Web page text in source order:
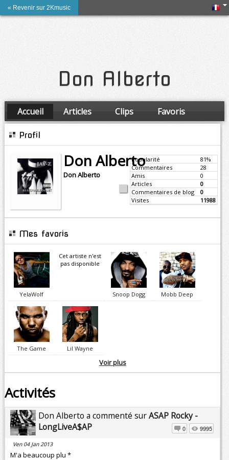
« Revenir sur 2Kmusic
Don Alberto
Accueil Articles Clips
Favoris
Amis
Profil
Don AlbertoPopularité
81%
Commentaires
28
Amis
0
Articles
0
Commentaires de blog
0
Visites
11988
Don Alberto
Mes favoris
YelaWolf
Cet artiste n'est
pas disponible
Snoop Dogg Mobb Deep
The Game Lil Wayne
Voir plus
Activités
Don Alberto a commenté surASAP Rocky -
LongLiveA$AP
0 9995
Ven 04 Jan 2013
M'a beaucoup plu *